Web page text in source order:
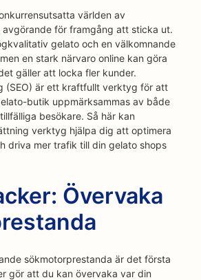
världen av
för framgång att sticka ut.
gelato och en välkomnande
en stark närvaro online kan göra
gäller att locka fler kunder.
(SEO) är ett kraftfullt verktyg för att
butik uppmärksammas av både
besökare. Så här kan
verktyg hjälpa dig att optimera
driva mer trafik till din gelato shops
Övervaka
sökmotorprestanda är det första
gör att du kan övervaka var din